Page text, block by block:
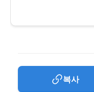
복사